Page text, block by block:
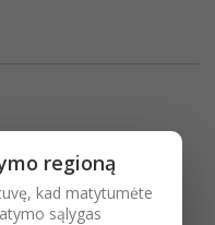
regioną
kad matytumėte
sąlygas